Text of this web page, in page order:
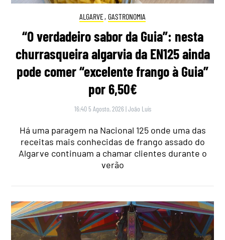
ALGARVE, GASTRONOMIA
“O verdadeiro sabor da Guia”: nesta
churrasqueira algarvia da EN125 ainda
pode comer “excelente frango à Guia”
por 6,50€
16:40 5 Agosto, 2026 |João Luís
Há uma paragem na Nacional 125 onde uma das
receitas mais conhecidas de frango assado do
Algarve continuam a chamar clientes durante o
verão